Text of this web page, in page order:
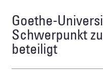
Goethe-
Schwerpunkt
beteiligt